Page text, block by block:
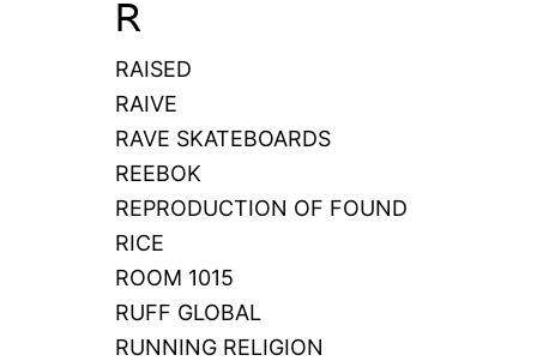
R
RAISED
RAIVE
RAVE SKATEBOARDS
REEBOK
REPRODUCTION OF FOUND
RICE
ROOM 1015
RUFF GLOBAL
RUNNING RELIGION